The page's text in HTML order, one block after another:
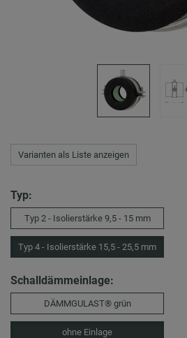
Varianten als Liste anzeigen
Typ:
Typ 2 - Isolierstärke 9,5 - 15 mm
Typ 4 - Isolierstärke 15,5 - 25,5 mm
Schalldämmeinlage:
DÄMMGULAST® grün
ohne Einlage